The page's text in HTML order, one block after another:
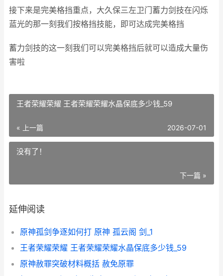
接下来是完美格挡重点，大久保三左卫门蓄力剑技在闪烁
蓝光的那一刻我们按格挡技能，即可达成完美格挡
蓄力剑技的这一刻我们可以完美格挡后就可以造成大量伤
害啦
王者荣耀荣耀 王者荣耀荣耀水晶保底多少钱_59
« 上一篇 2026-07-01
没有了！
下一篇 »
延伸阅读
原神孤剑争逐如何打 原神 孤云阁 剑_1
王者荣耀荣耀 王者荣耀荣耀水晶保底多少钱_59
原神赦罪突破材料概括 赦免原罪